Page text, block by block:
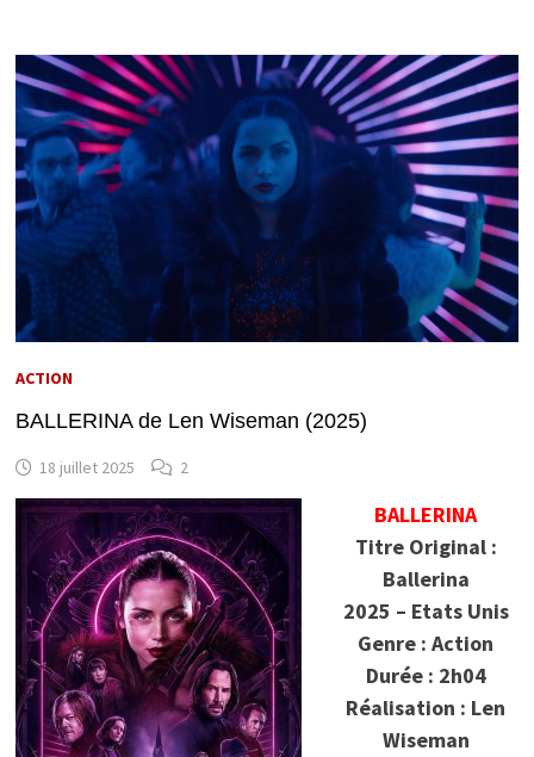
ACTION
BALLERINA de Len Wiseman (2025)
18 juillet 2025 2
BALLERINA
Titre Original :
Ballerina
2025 – Etats Unis
Genre : Action
Durée : 2h04
Réalisation : Len
Wiseman